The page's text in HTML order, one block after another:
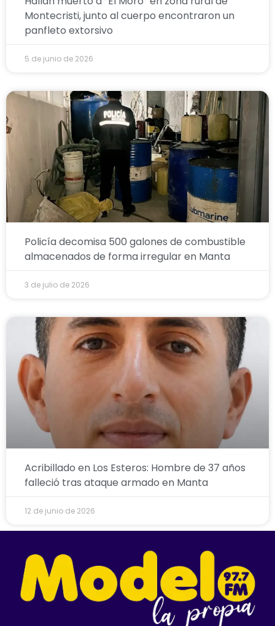
Montecristi, junto al cuerpo encontraron un
panfleto extorsivo
5 de junio de 2026
Policía decomisa 500 galones de combustible
almacenados de forma irregular en Manta
3 de julio de 2026
Acribillado en Los Esteros: Hombre de 37 años
falleció tras ataque armado en Manta
12 de junio de 2026